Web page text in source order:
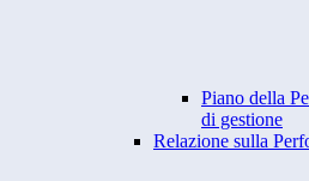
Piano della
di gestione
Relazione sulla